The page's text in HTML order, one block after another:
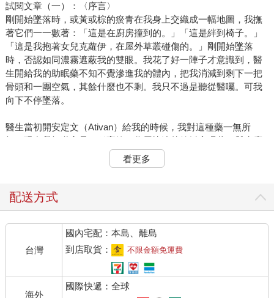
試閱文章（一）：〈序言〉
剛開始墜落時，或黃或棕的瘀青在我身上交織成一幅地圖，我撫
著它們一一數著：「這是在廚房撞到的。」「這是絆到椅子。」
「這是我抱著女兒克蘿伊，在屋外草叢碰傷的。」剛開始墜落
時，否認如同濃霧遮蔽我的雙眼。我花了好一陣子才意識到，醫
生開給我的助眠藥不知不覺滲進我的體內，把我消減到剩下一把
骨頭和一團空氣，其餘什麼也不剩。我只不過是聽從醫囑。可我
向下不停墜落。
醫生當初開安定文（Ativan）給我的時候，我對這種藥一無所
知。現在我知道它是一種高效、作用快速的鎮靜安眠藥，與克癇
平（Klonopin）、贊安諾（Xanax）、樂平片（Valium）及其他數
種藥物同屬一類。樂平片在一九六○年代末是美國銷售量最大的精
裡都見得到。《脫線家族》（The Brady Bunch）的麥克．布雷迪
Over），畢雷諾（Burt Reynolds）飾演的角色恐慌發作，他哥哥
一問：「誰有樂平片？」店裡頭所有女士都打開皮包。最令人印
象深刻的是一九六六年滾石樂團寫的歌《Mother’s Little
Helper》，樂平片因此得到「媽媽的小幫手」這個別名，說出來
誰都知道、誰都記得。
看更多
配送方式
台灣
國內宅配：本島、離島
到店取貨：
不限金額免運費
海外
國際快遞：全球